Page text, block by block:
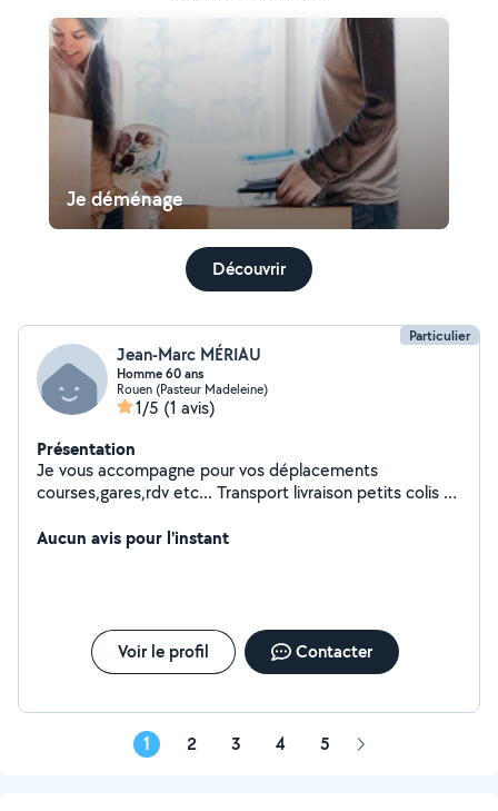
Je déménage
Découvrir
Particulier
Jean-Marc MÉRIAU
Homme 60 ans
Rouen (Pasteur Madeleine)
1/5 (1 avis)
Présentation
Je vous accompagne pour vos déplacements
courses,gares,rdv etc... Transport livraison petits colis Je
Aucun avis pour l'instant
Voir le profil Contacter
1 2 3 4 5 Page